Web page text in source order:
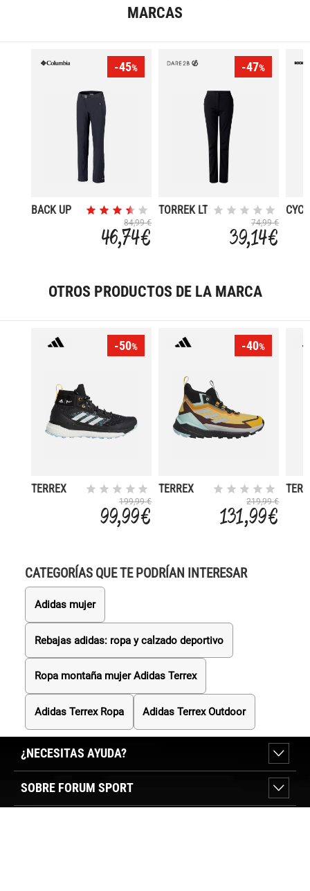
MARCAS
-45%
BACK UP
84,99 €
46,74 €
-47%
TORREK LT
74,99 €
39,14 €
OTROS PRODUCTOS DE LA MARCA
-50%
TERREX
199,99 €
99,99 €
-40%
TERREX
219,99 €
131,99 €
CATEGORÍAS QUE TE PODRÍAN INTERESAR
Adidas mujer
Rebajas adidas: ropa y calzado deportivo
Ropa montaña mujer Adidas Terrex
Adidas Terrex Ropa Adidas Terrex Outdoor
¿NECESITAS AYUDA?
SOBRE FORUM SPORT